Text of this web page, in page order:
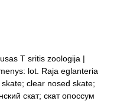
T sritis zoologija |
lot. Raja eglanteria
clear nosed skate;
скат; скат опоссум